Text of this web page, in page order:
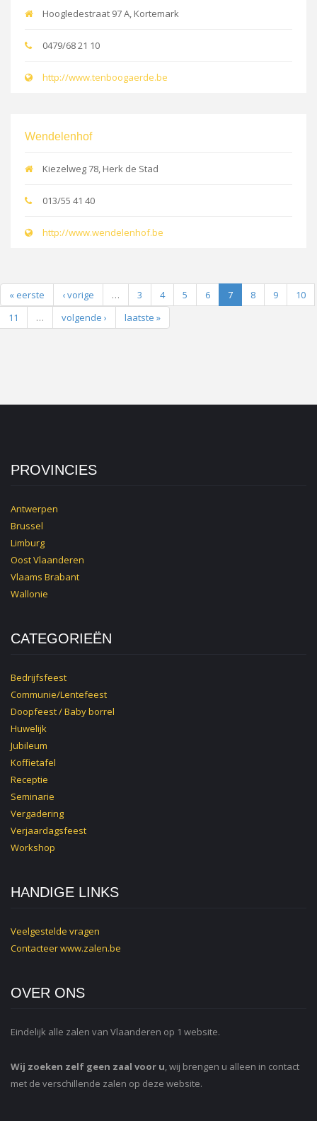
Hoogledestraat 97 A, Kortemark
0479/68 21 10
http://www.tenboogaerde.be
Wendelenhof
Kiezelweg 78, Herk de Stad
013/55 41 40
http://www.wendelenhof.be
« eerste ‹ vorige … 3 4 5 6 7 8 9
10
11
… volgende › laatste »
PROVINCIES
Antwerpen
Brussel
Limburg
Oost Vlaanderen
Vlaams Brabant
Wallonie
CATEGORIEËN
Bedrijfsfeest
Communie/Lentefeest
Doopfeest / Baby borrel
Huwelijk
Jubileum
Koffietafel
Receptie
Seminarie
Vergadering
Verjaardagsfeest
Workshop
HANDIGE LINKS
Veelgestelde vragen
Contacteerwww.zalen.be
OVER ONS
Eindelijk alle zalen van Vlaanderen op 1 website.
Wij zoeken zelf geen zaal voor u, wij brengen u alleen in contact
met de verschillende zalen op deze website.